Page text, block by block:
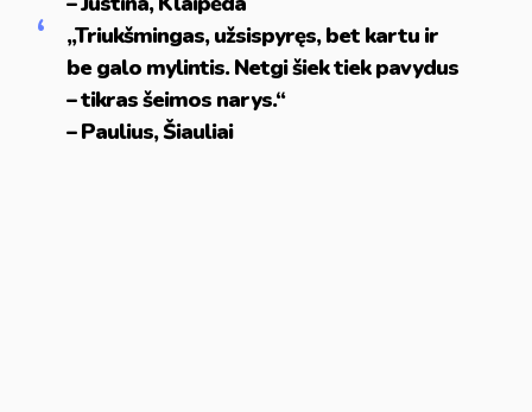
„Triukšmingas, užsispyręs, bet kartu ir
be galo mylintis. Netgi šiek tiek pavydus
– tikras šeimos narys.“
– Paulius, Šiauliai